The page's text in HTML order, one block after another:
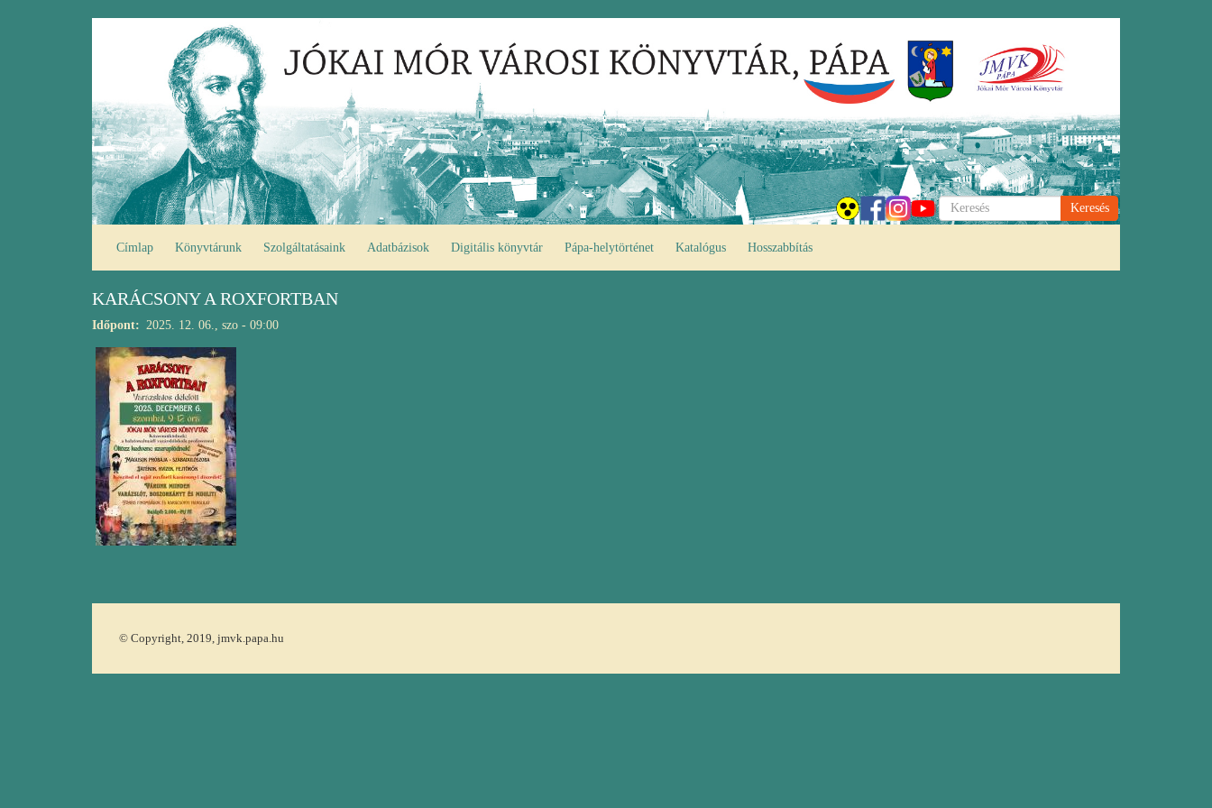
Keresés
Címlap Könyvtárunk Szolgáltatásaink Adatbázisok Digitális könyvtár Pápa-helytörténet Katalógus Hosszabbítás
KARÁCSONY A ROXFORTBAN
Időpont 2025. 12. 06., szo - 09:00
© Copyright, 2019, jmvk.papa.hu